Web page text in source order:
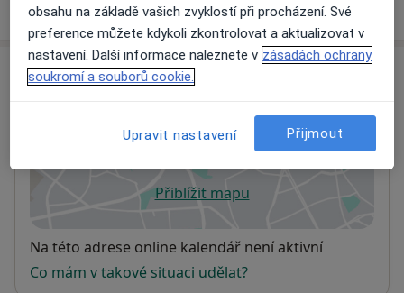
Adresa
Nemocnice Mariánské Lázně s.r.o.
Tepelská 22, Mariánské Lázně 353 01
Přiblížit mapuse otevře v nové záložce
Dostupnost
Na této adrese online kalendář není aktivní
Co mám v takové situaci udělat?
obsahu na základě vašich zvyklostí při procházení. Své
preference můžete kdykoli zkontrolovat a aktualizovat v
nastavení. Další informace naleznete v zásadách ochrany
soukromí a souborů cookie.
Upravit nastavení Přijmout